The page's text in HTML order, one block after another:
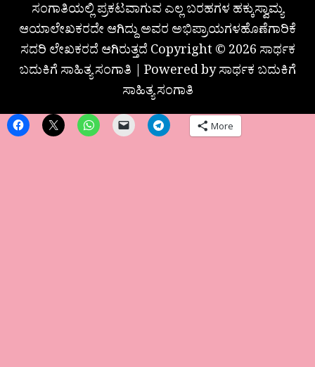
ಸಂಗಾತಿಯಲ್ಲಿ ಪ್ರಕಟವಾಗುವ ಎಲ್ಲ ಬರಹಗಳ ಹಕ್ಕುಸ್ವಾಮ್ಯ
ಆಯಾಲೇಖಕರದೇ ಆಗಿದ್ದು ಅವರ ಅಭಿಪ್ರಾಯಗಳಹೊಣೆಗಾರಿಕೆ
ಸದರಿ ಲೇಖಕರದೆ ಆಗಿರುತ್ತದೆ Copyright © 2026 ಸಾರ್ಥಕ
ಬದುಕಿಗೆ ಸಾಹಿತ್ಯ ಸಂಗಾತಿ | Powered by ಸಾರ್ಥಕ ಬದುಕಿಗೆ
ಸಾಹಿತ್ಯ ಸಂಗಾತಿ
More